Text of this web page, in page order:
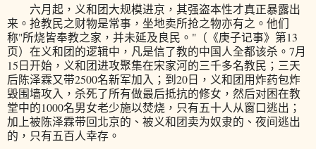
六月起，义和团大规模进京，其强盗本性才真正暴露出
来。抢教民之财物是常事，坐地卖所抢之物亦有之。他们
称"所烧皆奉教之家，并未延及良民。"（《庚子记事》第13
页）在义和团的逻辑中，凡是信了教的中国人全都该杀。7月
15日开始，义和团进攻聚集在宋家河的三千多名教民；三天
后陈泽霖又带2500名新军加入；到20日，义和团用炸药包炸
毁围墙攻入，杀死了所有做最后抵抗的修女，然后对困在教
堂中的1000名男女老少施以焚烧，只有五十人从窗口逃出；
加上被陈泽霖带回北京的、被义和团卖为奴隶的、夜间逃出
的，只有五百人幸存。